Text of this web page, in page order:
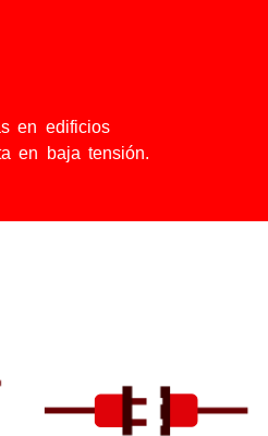
en edificios
en baja tensión.